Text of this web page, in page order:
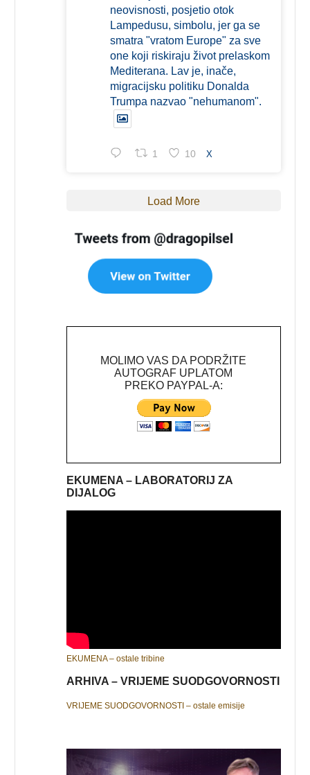
neovisnosti, posjetio otok
Lampedusu, simbolu, jer ga se
smatra "vratom Europe" za sve
one koji riskiraju život prelaskom
Mediterana. Lav je, inače,
migracijsku politiku Donalda
Trumpa nazvao "nehumanom".
1 10 X
Load More
MOLIMO VAS DA PODRŽITE
AUTOGRAF UPLATOM
PREKO PAYPAL-A:
EKUMENA – LABORATORIJ ZA
DIJALOG
EKUMENA – ostale tribine
ARHIVA – VRIJEME SUODGOVORNOSTI
VRIJEME SUODGOVORNOSTI – ostale emisije